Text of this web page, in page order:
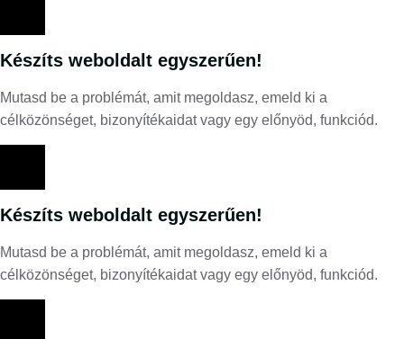
Készíts weboldalt egyszerűen!
Mutasd be a problémát, amit megoldasz, emeld ki a
célközönséget, bizonyítékaidat vagy egy előnyöd, funkciód.
Készíts weboldalt egyszerűen!
Mutasd be a problémát, amit megoldasz, emeld ki a
célközönséget, bizonyítékaidat vagy egy előnyöd, funkciód.